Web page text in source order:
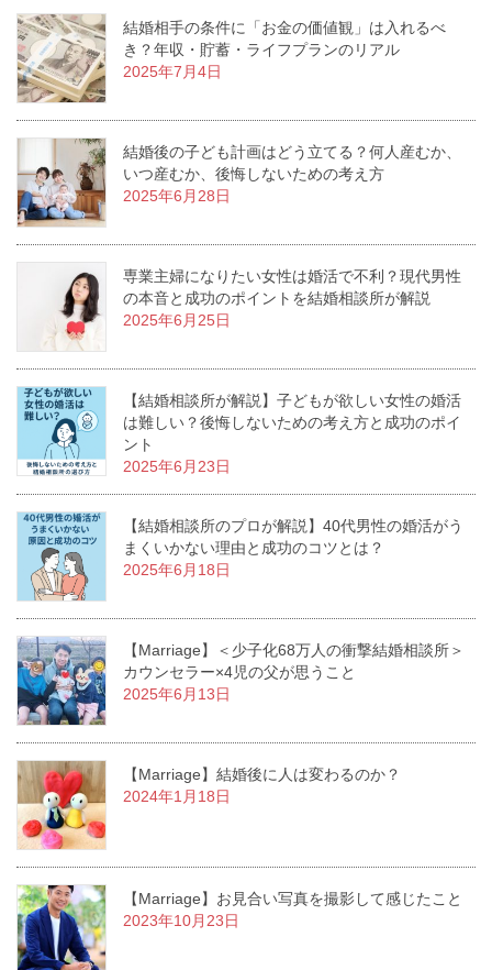
結婚相手の条件に「お金の価値観」は入れるべ
き？年収・貯蓄・ライフプランのリアル
2025年7月4日
結婚後の子ども計画はどう立てる？何人産むか、
いつ産むか、後悔しないための考え方
2025年6月28日
専業主婦になりたい女性は婚活で不利？現代男性
の本音と成功のポイントを結婚相談所が解説
2025年6月25日
【結婚相談所が解説】子どもが欲しい女性の婚活
は難しい？後悔しないための考え方と成功のポイ
ント
2025年6月23日
【結婚相談所のプロが解説】40代男性の婚活がう
まくいかない理由と成功のコツとは？
2025年6月18日
【Marriage】＜少子化68万人の衝撃結婚相談所＞
カウンセラー×4児の父が思うこと
2025年6月13日
【Marriage】結婚後に人は変わるのか？
2024年1月18日
【Marriage】お見合い写真を撮影して感じたこと
2023年10月23日